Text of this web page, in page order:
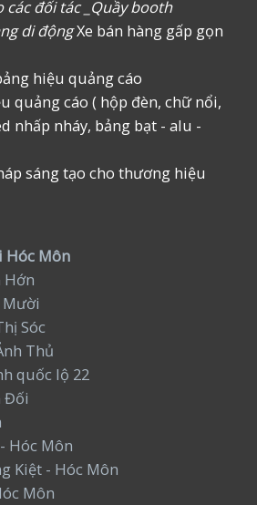
các đối tác _Quầy booth
di độngXe bán hàng gấp gọn
hiệu quảng cáo
quảng cáo ( hộp đèn, chữ nổi,
nhấp nháy, bảng bạt - alu -
sáng tạo cho thương hiệu
Hóc Môn
Hớn
Sóc
Thủ
quốc lộ 22
Đối
Hóc Môn
Kiệt - Hóc Môn
Môn